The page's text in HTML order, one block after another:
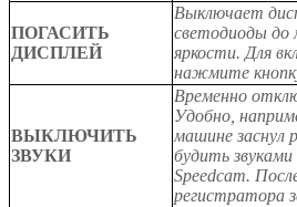
ПОГАСИТЬ
ДИСПЛЕЙ
Выключает
светодиоды до
яркости. Для
нажмите
ВЫКЛЮЧИТЬ
ЗВУКИ
Временно
Удобно,
машине заснул
будить
Speedcam.
регистратора